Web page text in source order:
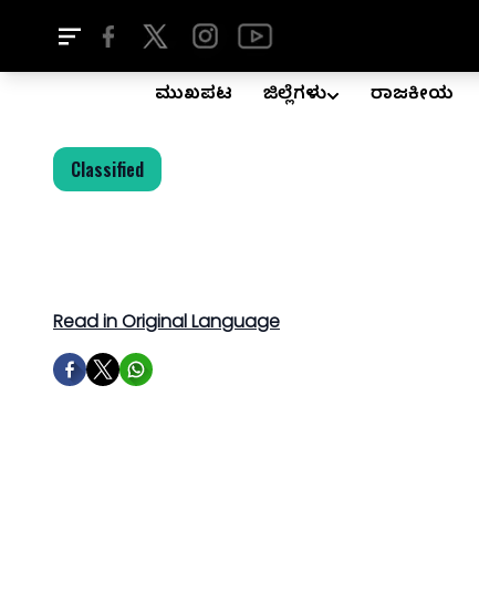
ಮುಖಪುಟ ಜಿಲ್ಲೆಗಳು ರಾಜಕೀಯ
Classified
Read in Original Language